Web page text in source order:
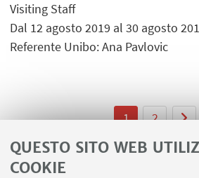
QUESTO SITO WEB
COOKIE
Visiting Staff
Dal 12 agosto 2019 al 30 agosto
Referente Unibo: Ana Pavlovic
1 2